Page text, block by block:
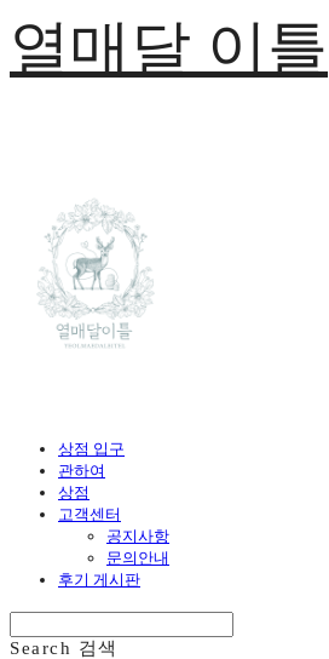
열매달 이틀
상점 입구
관하여
상점
고객센터
공지사항
문의안내
후기 게시판
Search 검색